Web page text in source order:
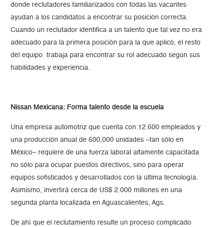
donde reclutadores familiarizados con todas las vacantes
ayudan a los candidatos a encontrar su posición correcta.
Cuando un reclutador identifica a un talento que tal vez no era
adecuado para la primera posición para la que aplicó, el resto
del equipo trabaja para encontrar su rol adecuado según sus
habilidades y experiencia.
Nissan Mexicana: Forma talento desde la escuela
Una empresa automotriz que cuenta con 12.600 empleados y
una producción anual de 600,000 unidades –tan sólo en
México– requiere de una fuerza laboral altamente capacitada
no sólo para ocupar puestos directivos, sino para operar
equipos sofisticados y desarrollados con la última tecnología.
Asimismo, invertirá cerca de US$ 2.000 millones en una
segunda planta localizada en Aguascalientes, Ags.
De ahí que el reclutamiento resulte un proceso complicado